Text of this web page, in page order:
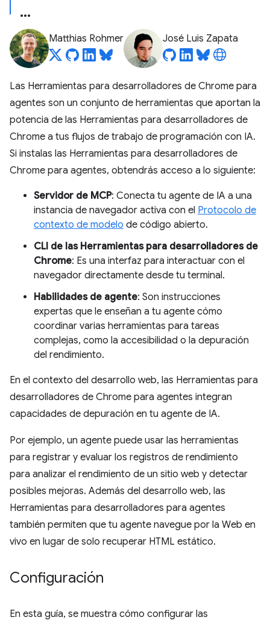
Matthias Rohmer José Luis Zapata
Las Herramientas para desarrolladores de Chrome para
agentes son un conjunto de herramientas que aportan la
potencia de las Herramientas para desarrolladores de
Chrome a tus flujos de trabajo de programación con IA.
Si instalas las Herramientas para desarrolladores de
Chrome para agentes, obtendrás acceso a lo siguiente:
Servidor de MCP: Conecta tu agente de IA a una
instancia de navegador activa con el Protocolo de
contexto de modelo de código abierto.
CLI de las Herramientas para desarrolladores de
Chrome: Es una interfaz para interactuar con el
navegador directamente desde tu terminal.
Habilidades de agente: Son instrucciones
expertas que le enseñan a tu agente cómo
coordinar varias herramientas para tareas
complejas, como la accesibilidad o la depuración
del rendimiento.
En el contexto del desarrollo web, las Herramientas para
desarrolladores de Chrome para agentes integran
capacidades de depuración en tu agente de IA.
Por ejemplo, un agente puede usar las herramientas
para registrar y evaluar los registros de rendimiento
para analizar el rendimiento de un sitio web y detectar
posibles mejoras. Además del desarrollo web, las
Herramientas para desarrolladores para agentes
también permiten que tu agente navegue por la Web en
vivo en lugar de solo recuperar HTML estático.
Configuración
En esta guía, se muestra cómo configurar las